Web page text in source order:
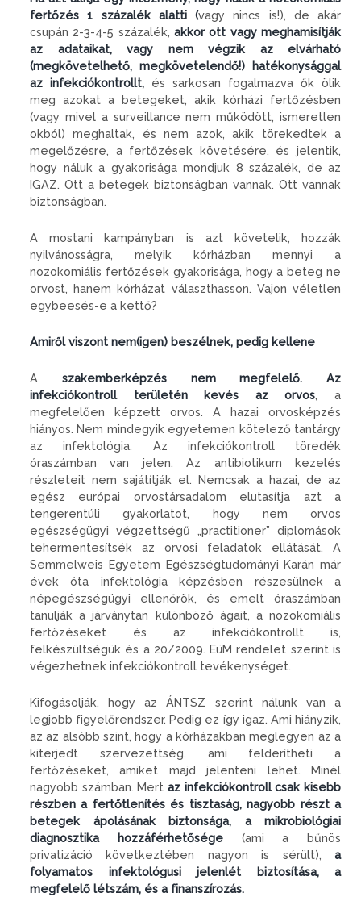
fertőzés 1 százalék alatti (vagy nincs is!), de akár
csupán 2-3-4-5 százalék, akkor ott vagy meghamisítják
az adataikat, vagy nem végzik az elvárható
(megkövetelhető, megkövetelendő!) hatékonysággal
az infekciókontrollt, és sarkosan fogalmazva ők ölik
meg azokat a betegeket, akik kórházi fertőzésben
(vagy mivel a surveillance nem működött, ismeretlen
okból) meghaltak, és nem azok, akik törekedtek a
megelőzésre, a fertőzések követésére, és jelentik,
hogy náluk a gyakorisága mondjuk 8 százalék, de az
IGAZ. Ott a betegek biztonságban vannak. Ott vannak
biztonságban.
A mostani kampányban is azt követelik, hozzák
nyilvánosságra, melyik kórházban mennyi a
nozokomiális fertőzések gyakorisága, hogy a beteg ne
orvost, hanem kórházat választhasson. Vajon véletlen
egybeesés-e a kettő?
Amiről viszont nem(igen) beszélnek, pedig kellene
A szakemberképzés nem megfelelő. Az
infekciókontroll területén kevés az orvos, a
megfelelően képzett orvos. A hazai orvosképzés
hiányos. Nem mindegyik egyetemen kötelező tantárgy
az infektológia. Az infekciókontroll töredék
óraszámban van jelen. Az antibiotikum kezelés
részleteit nem sajátítják el. Nemcsak a hazai, de az
egész európai orvostársadalom elutasítja azt a
tengerentúli gyakorlatot, hogy nem orvos
egészségügyi végzettségű „practitioner” diplomások
tehermentesítsék az orvosi feladatok ellátását. A
Semmelweis Egyetem Egészségtudományi Karán már
évek óta infektológia képzésben részesülnek a
népegészségügyi ellenőrök, és emelt óraszámban
tanulják a járványtan különböző ágait, a nozokomiális
fertőzéseket és az infekciókontrollt is,
felkészültségük és a 20/2009. EüM rendelet szerint is
végezhetnek infekciókontroll tevékenységet.
Kifogásolják, hogy az ÁNTSZ szerint nálunk van a
legjobb figyelőrendszer. Pedig ez így igaz. Ami hiányzik,
az az alsóbb szint, hogy a kórházakban meglegyen az a
kiterjedt szervezettség, ami felderítheti a
fertőzéseket, amiket majd jelenteni lehet. Minél
nagyobb számban. Mert az infekciókontroll csak kisebb
részben a fertőtlenítés és tisztaság, nagyobb részt a
betegek ápolásának biztonsága, a mikrobiológiai
diagnosztika hozzáférhetősége(ami a bűnös
privatizáció következtében nagyon is sérült), a
folyamatos infektológusi jelenlét biztosítása, a
megfelelő létszám, és a finanszírozás.